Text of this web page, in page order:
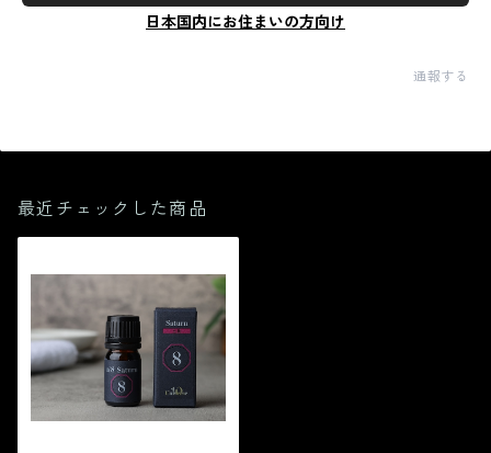
日本国内にお住まいの方向け
通報する
最近チェックした商品